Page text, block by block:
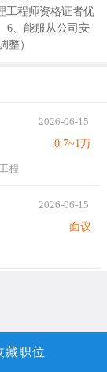
藏职位
工程师资格证者优
6、能服从公司安
整）
2026-06-15
0.7~1万
程
2026-06-15
面议